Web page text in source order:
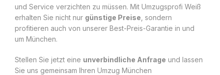
und Service verzichten zu müssen. Mit Umzugsprofi Weiß
erhalten Sie nicht nur günstige Preise , sondern
profitieren auch von unserer Best-Preis-Garantie in und
um München.
Stellen Sie jetzt eine unverbindliche Anfrage und lassen
Sie uns gemeinsam Ihren Umzug München